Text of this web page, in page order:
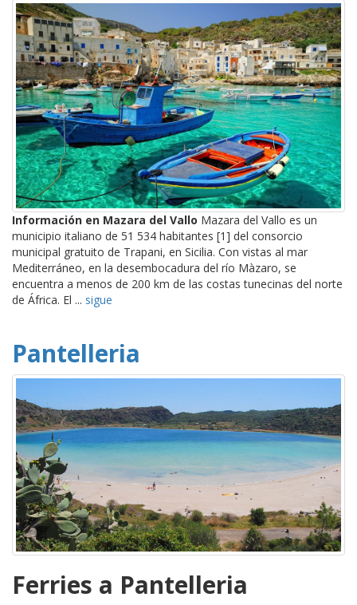
Información en Mazara del Vallo Mazara del Vallo es un
municipio italiano de 51 534 habitantes [1] del consorcio
municipal gratuito de Trapani, en Sicilia. Con vistas al mar
Mediterráneo, en la desembocadura del río Màzaro, se
encuentra a menos de 200 km de las costas tunecinas del norte
de África. El ... sigue
Pantelleria
Ferries a Pantelleria